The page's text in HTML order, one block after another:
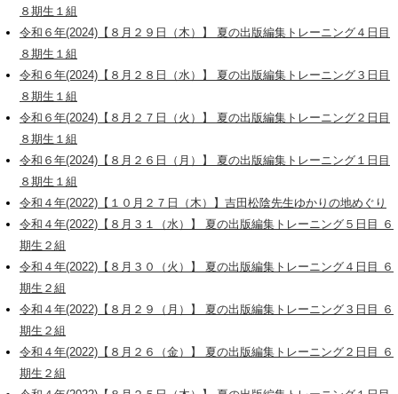
８期生１組
令和６年(2024)【８月２９日（木）】 夏の出版編集トレーニング４日目
８期生１組
令和６年(2024)【８月２８日（水）】 夏の出版編集トレーニング３日目
８期生１組
令和６年(2024)【８月２７日（火）】 夏の出版編集トレーニング２日目
８期生１組
令和６年(2024)【８月２６日（月）】 夏の出版編集トレーニング１日目
８期生１組
令和４年(2022)【１０月２７日（木）】吉田松陰先生ゆかりの地めぐり
令和４年(2022)【８月３１（水）】 夏の出版編集トレーニング５日目 ６
期生２組
令和４年(2022)【８月３０（火）】 夏の出版編集トレーニング４日目 ６
期生２組
令和４年(2022)【８月２９（月）】 夏の出版編集トレーニング３日目 ６
期生２組
令和４年(2022)【８月２６（金）】 夏の出版編集トレーニング２日目 ６
期生２組